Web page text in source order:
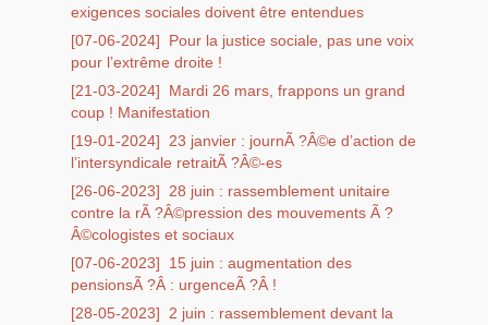
exigences sociales doivent être entendues
[07-06-2024]
Pour la justice sociale, pas une voix
pour l’extrême droite !
[21-03-2024]
Mardi 26 mars, frappons un grand
coup ! Manifestation
[19-01-2024]
23 janvier : journÃ ?Â©e d’action de
l’intersyndicale retraitÃ ?Â©-es
[26-06-2023]
28 juin : rassemblement unitaire
contre la rÃ ?Â©pression des mouvements Ã ?
Â©cologistes et sociaux
[07-06-2023]
15 juin : augmentation des
pensionsÃ ?Â : urgenceÃ ?Â !
[28-05-2023]
2 juin : rassemblement devant la